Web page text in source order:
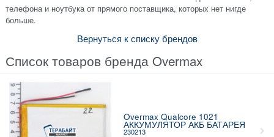
телефона и ноутбука от прямого поставщика, которых нет нигде
больше.
Вернуться к списку брендов
Список товаров бренда Overmax
Overmax Qualcore 1021
АККУМУЛЯТОР АКБ БАТАРЕЯ
230213